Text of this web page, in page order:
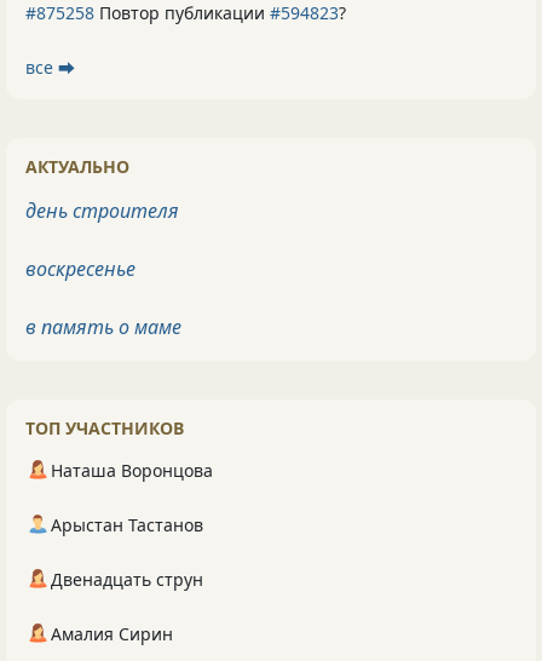
#875258 Повтор публикации #594823?
все ⮕
АКТУАЛЬНО
день строителя
воскресенье
в память о маме
ТОП УЧАСТНИКОВ
Наташа Воронцова
Арыстан Тастанов
Двенадцать струн
Амалия Сирин